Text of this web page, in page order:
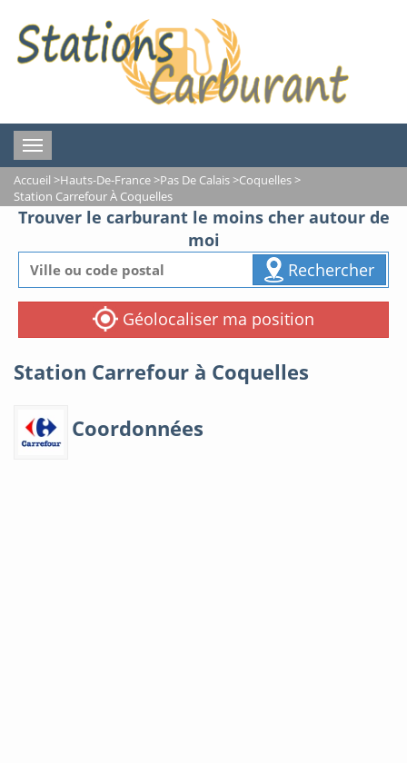
Toggle
navigation
Accueil >Hauts-De-France>Pas De Calais>Coquelles>
Station Carrefour À Coquelles
Trouver le carburant le moins cher autour de
moi
Rechercher
Géolocaliser ma position
Station Carrefour à Coquelles
Coordonnées